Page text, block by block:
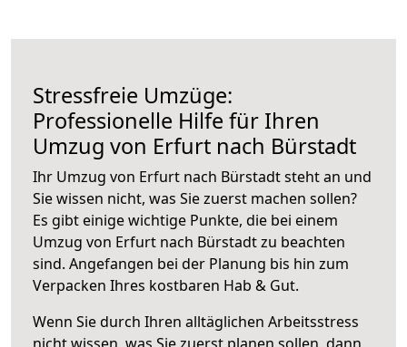
Stressfreie Umzüge:
Professionelle Hilfe für Ihren
Umzug von Erfurt nach Bürstadt
Ihr Umzug von Erfurt nach Bürstadt steht an und
Sie wissen nicht, was Sie zuerst machen sollen?
Es gibt einige wichtige Punkte, die bei einem
Umzug von Erfurt nach Bürstadt zu beachten
sind. Angefangen bei der Planung bis hin zum
Verpacken Ihres kostbaren Hab & Gut.
Wenn Sie durch Ihren alltäglichen Arbeitsstress